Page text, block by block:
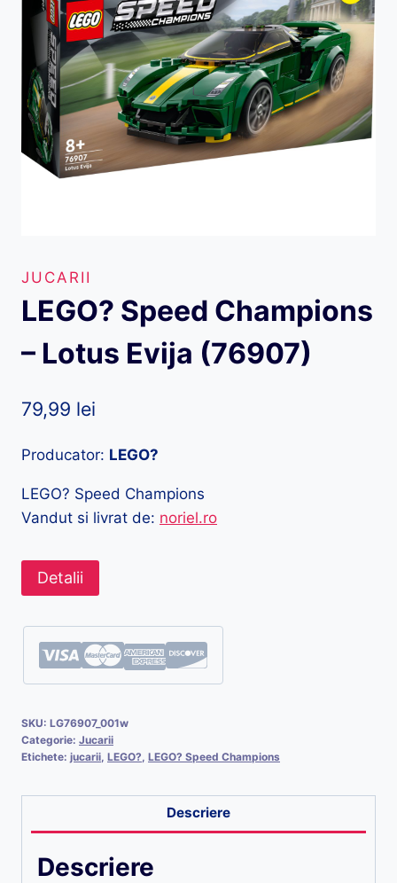
JUCARII
LEGO? Speed Champions
– Lotus Evija (76907)
79,99 lei
Producator: LEGO?
LEGO? Speed Champions
Vandut si livrat de: noriel.ro
Detalii
SKU: LG76907_001w
Categorie: Jucarii
Etichete: jucarii LEGO? LEGO? Speed Champions
Descriere
Descriere